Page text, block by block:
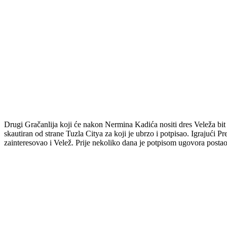
Drugi Gračanlija koji će nakon Nermina Kadića nositi dres Veleža
skautiran od strane Tuzla Citya za koji je ubrzo i potpisao. Igrajući
zainteresovao i Velež. Prije nekoliko dana je potpisom ugovora